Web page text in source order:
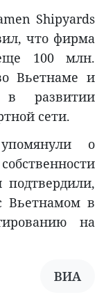
Shipyards
что фирма
100 млн.
Вьетнаме и
развитии
сети.
о
Вьетнамом в
на
ВИА